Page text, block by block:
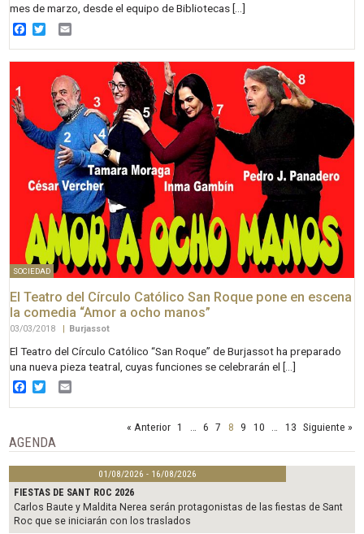
mes de marzo, desde el equipo de Bibliotecas […]
Facebook
Twitter
SOCIEDAD
El Teatro del Círculo Católico San Roque pone en escena
la comedia “Amor a ocho manos”
03/03/2018 | Burjassot
El Teatro del Círculo Católico “San Roque” de Burjassot ha preparado
una nueva pieza teatral, cuyas funciones se celebrarán el […]
Facebook
Twitter
« Anterior 1 6 7 8 9 10 13 Siguiente »
AGENDA
01/08/2026 - 16/08/2026
FIESTAS DE SANT ROC 2026
Carlos Baute y Maldita Nerea serán protagonistas de las fiestas de Sant
Roc que se iniciarán con los traslados